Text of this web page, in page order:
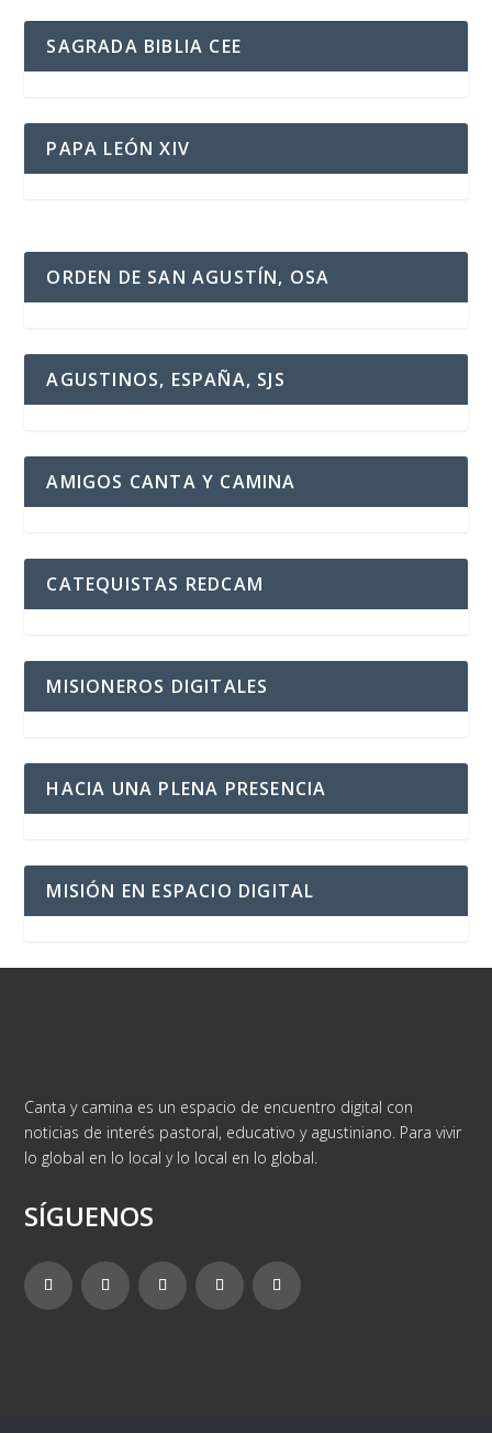
SAGRADA BIBLIA CEE
PAPA LEÓN XIV
ORDEN DE SAN AGUSTÍN, OSA
AGUSTINOS, ESPAÑA, SJS
AMIGOS CANTA Y CAMINA
CATEQUISTAS REDCAM
MISIONEROS DIGITALES
HACIA UNA PLENA PRESENCIA
MISIÓN EN ESPACIO DIGITAL
Canta y camina es un espacio de encuentro digital con
noticias de interés pastoral, educativo y agustiniano. Para vivir
lo global en lo local y lo local en lo global.
SÍGUENOS